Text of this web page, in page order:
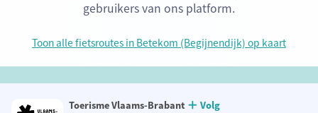
gebruikers van ons platform.
Toon alle fietsroutes in Betekom (Begijnendijk) op kaart
Toerisme Vlaams-Brabant
Volg